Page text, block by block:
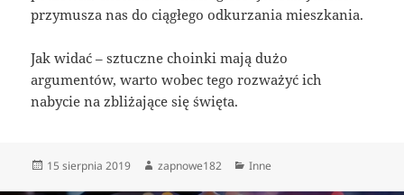
przymusza nas do ciągłego odkurzania mieszkania.
Jak widać – sztuczne choinki mają dużo
argumentów, warto wobec tego rozważyć ich
nabycie na zbliżające się święta.
Data
15 sierpnia 2019 Autor
zapnowe182 Kategorie
Inne